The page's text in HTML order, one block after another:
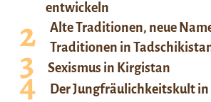
entwickeln
Alte Traditionen, neue
Traditionen in
Sexismus in Kirgistan
Der Jungfräulichkeitskult in